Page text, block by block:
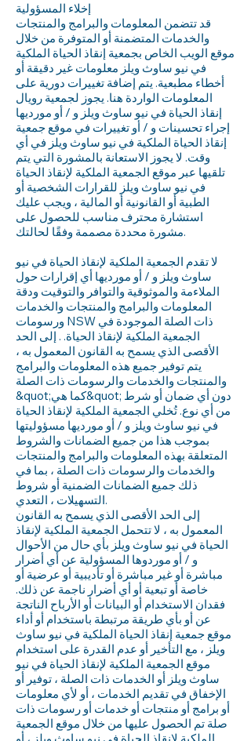
إخلاء المسؤولية
قد تتضمن المعلومات والبرامج والمنتجات
والخدمات المتضمنة أو المتوفرة من خلال
موقع الويب الخاص بجمعية إنقاذ الحياة الملكية
في نيو ساوث ويلز معلومات غير دقيقة أو
أخطاء مطبعية. يتم إضافة تغييرات دورية على
المعلومات الواردة هنا. يجوز لجمعية رويال
إنقاذ الحياة في نيو ساوث ويلز و / أو مورديها
إجراء تحسينات و / أو تغييرات في موقع جمعية
إنقاذ الحياة الملكية في نيو ساوث ويلز في أي
وقت. لا يجوز الاستعانة بالمشورة التي يتم
تلقيها عبر موقع الجمعية الملكية لإنقاذ الحياة
في نيو ساوث ويلز للقرارات الشخصية أو
الطبية أو القانونية أو المالية ، ويجب عليك
استشارة محترف مناسب للحصول على
مشورة محددة مصممة وفقًا لحالتك.
لا تقدم الجمعية الملكية لإنقاذ الحياة في نيو
ساوث ويلز و / أو مورديها أي إقرارات حول
الملاءمة والموثوقية والتوافر والتوقيت ودقة
المعلومات والبرامج والمنتجات والخدمات
ورسومات NSW ذات الصلة الموجودة في
الجمعية الملكية لإنقاذ الحياة. . إلى الحد
الأقصى الذي يسمح به القانون المعمول به ،
يتم توفير جميع هذه المعلومات والبرامج
والمنتجات والخدمات والرسومات ذات الصلة
&quot;كما هي&quot; دون أي ضمان أو شرط
من أي نوع. تُخلي الجمعية الملكية لإنقاذ الحياة
في نيو ساوث ويلز و / أو مورديها مسؤوليتها
بموجب هذا من جميع الضمانات والشروط
المتعلقة بهذه المعلومات والبرامج والمنتجات
والخدمات والرسومات ذات الصلة ، بما في
ذلك جميع الضمانات الضمنية أو شروط
التسهيلات ، التعدي.
إلى الحد الأقصى الذي يسمح به القانون
المعمول به ، لا تتحمل الجمعية الملكية لإنقاذ
الحياة في نيو ساوث ويلز بأي حال من الأحوال
و / أو موردوها المسؤولية عن أي أضرار
مباشرة أو غير مباشرة أو تأديبية أو عرضية أو
خاصة أو تبعية أو أي أضرار ناجمة عن ذلك.
فقدان الاستخدام أو البيانات أو الأرباح الناتجة
عن أو بأي طريقة مرتبطة باستخدام أو أداء
موقع جمعية إنقاذ الحياة الملكية في نيو ساوث
ويلز ، مع التأخير أو عدم القدرة على استخدام
موقع الجمعية الملكية لإنقاذ الحياة في نيو
ساوث ويلز أو الخدمات ذات الصلة ، توفير أو
الإخفاق في تقديم الخدمات ، أو لأي معلومات
أو برامج أو منتجات أو خدمات أو رسومات ذات
صلة تم الحصول عليها من خلال موقع الجمعية